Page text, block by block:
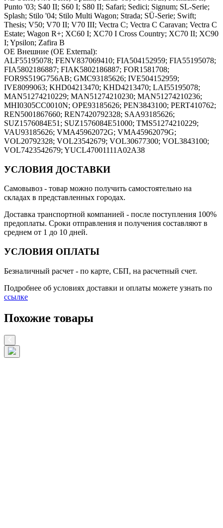
Punto '03; S40 II; S60 I; S80 II; Safari; Sedici; Signum; SL-Serie;
Splash; Stilo '04; Stilo Multi Wagon; Strada; SÜ-Serie; Swift;
Thesis; V50; V70 II; V70 III; Vectra C; Vectra C Caravan; Vectra C
Estate; Wagon R+; XC60 I; XC70 I Cross Country; XC70 II; XC90
I; Ypsilon; Zafira B
OE Внешние (OE External):
ALF55195078; FENV837069410; FIA504152959; FIA55195078;
FIA5802186887; FIAK5802186887; FOR1581708;
FOR9S519G756AB; GMC93185626; IVE504152959;
IVE8099063; KHD04213470; KHD4213470; LAI55195078;
MAN51274210229; MAN51274210230; MAN51274210236;
MHI0305CC0010N; OPE93185626; PEN3843100; PERT410762;
REN5001867660; REN7420792328; SAA93185626;
SUZ1576084E51; SUZ1576084E51000; TMS51274210229;
VAU93185626; VMA45962072G; VMA45962079G;
VOL20792328; VOL23542679; VOL30677300; VOL3843100;
VOL7423542679; YUCL47001111A02A38
УСЛОВИЯ ДОСТАВКИ
Самовывоз - товар можно получить самостоятельно на
складах в представленных городах.
Доставка транспортной компанией - после поступления 100%
предоплаты. Сроки отправления и получения составляют в
среднем от 1 до 10 дней.
УСЛОВИЯ ОПЛАТЫ
Безналичный расчет - по карте, СБП, на расчетный счет.
Подробнее об условиях доставки и оплаты можете узнать по
ссылке
Похожие товары